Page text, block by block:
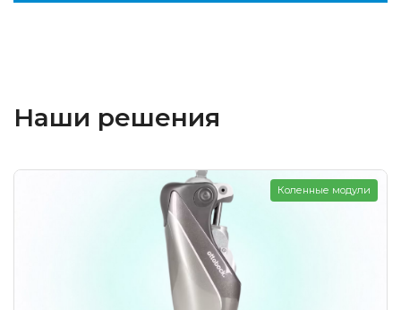
Наши решения
Коленные модули